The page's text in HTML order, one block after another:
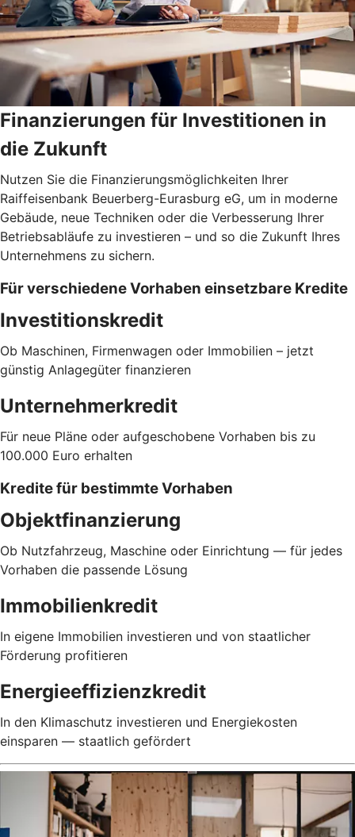
Finanzierungen für Investitionen in
die Zukunft
Nutzen Sie die Finanzierungsmöglichkeiten Ihrer
Raiffeisenbank Beuerberg-Eurasburg eG, um in moderne
Gebäude, neue Techniken oder die Verbesserung Ihrer
Betriebsabläufe zu investieren – und so die Zukunft Ihres
Unternehmens zu sichern.
Für verschiedene Vorhaben einsetzbare Kredite
Investitionskredit
Ob Maschinen, Firmenwagen oder Immobilien – jetzt
günstig Anlagegüter finanzieren
Unternehmerkredit
Für neue Pläne oder aufgeschobene Vorhaben bis zu
100.000 Euro erhalten
Kredite für bestimmte Vorhaben
Objektfinanzierung
Ob Nutzfahrzeug, Maschine oder Einrichtung — für jedes
Vorhaben die passende Lösung
Immobilienkredit
In eigene Immobilien investieren und von staatlicher
Förderung profitieren
Energieeffizienzkredit
In den Klimaschutz investieren und Energiekosten
einsparen — staatlich gefördert